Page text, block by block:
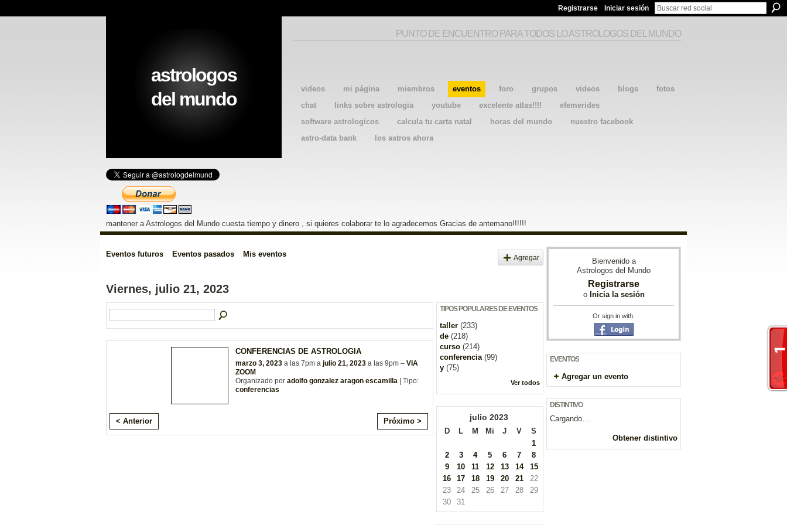
Registrarse Iniciar sesión
videos mi página miembros eventos foro grupos videos blogs
fotos
chat
links sobre astrologia youtube excelente atlas!!!!
efemerides
software astrologicos
calcula tu carta natal horas del mundo
nuestro facebook
astro-data bank
los astros ahora
astrologos
del mundo
PUNTO DE ENCUENTRO PARA TODOS LO ASTROLOGOS DEL MUNDO
mantener a Astrologos del Mundo cuesta tiempo y dinero , si quieres colaborar te lo agradecemos Gracias de antemano!!!!!!
Eventos futuros Eventos pasados Mis eventos Agregar
Viernes, julio 21, 2023
CONFERENCIAS DE ASTROLOGIA
marzo 3, 2023 a las 7pm a julio 21, 2023 a las 9pm – VIA
ZOOM
Organizado por adolfo gonzalez aragon escamilla | Tipo:
conferencias
< Anterior Próximo >
TIPOS POPULARES DE EVENTOS
taller (233)
de (218)
curso (214)
conferencia(99)
y (75)
Ver todos
julio 2023
D L M Mi J V
S
1
2
3 4 5 6 7
8
9
10 11 12 13 14
15
16
17 18 19 20 21
22
23
24 25 26 27 28
29
30
31
Bienvenido a
Astrologos del Mundo
Registrarse
o Inicia la sesión
Or sign in with:
EVENTOS
Agregar un evento
DISTINTIVO
Cargando…
Obtener distintivo